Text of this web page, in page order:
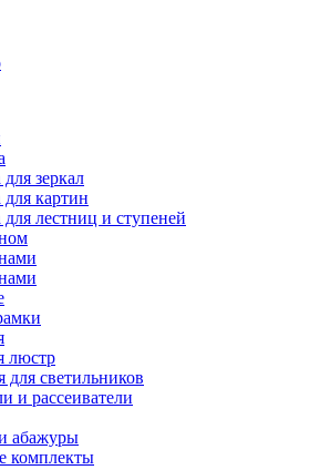
зеркал
картин
для лестниц и ступеней
люстр
для светильников
и рассеиватели
абажуры
комплекты